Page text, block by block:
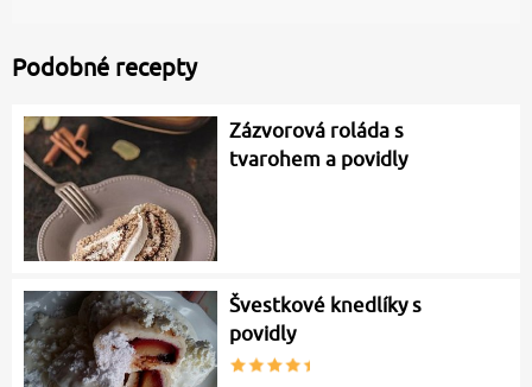
Podobné recepty
Zázvorová roláda s
tvarohem a povidly
Švestkové knedlíky s
povidly